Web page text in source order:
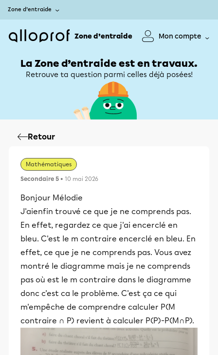
Zone d’entraide
Zone d’entraide Mon compte
La Zone d’entraide est en travaux.
Retrouve ta question parmi celles déjà posées!
Retour
Mathématiques
Secondaire 5 • 10 mai 2026
Bonjour Mélodie
J'aienfin trouvé ce que je ne comprends pas.
En effet, regardez ce que j'ai encerclé en
bleu. C'est le m contraire encerclé en bleu. En
effet, ce que je ne comprends pas. Vous avez
montré le diagramme mais je ne comprends
pas où est le m contraire dans le diagramme
donc c'est ca le problème. C'est ça ce qui
m'empêche de comprendre calculer P(M
contraire ∩ P) revient à calculer P(P)-P(M∩P).